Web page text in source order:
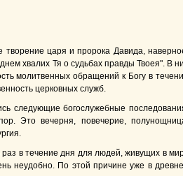
творение царя и пророка Давида,
хвалих Тя о судьбах правды Твоея". В
молитвенных обращений к Богу в
церковных служб.
следующие богослужебные
Это вечерня, повечерие,
раз в течение дня для людей, живущих в
неудобно. По этой причине уже в